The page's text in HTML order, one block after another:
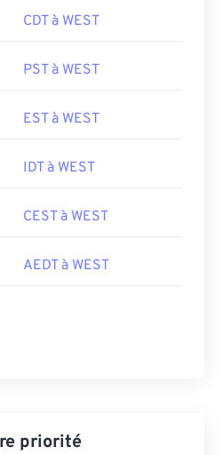
CDT à WEST
PST à WEST
EST à WEST
IDT à WEST
CEST à WEST
AEDT à WEST
priorité